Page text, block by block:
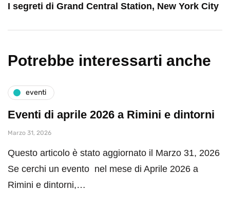
I segreti di Grand Central Station, New York City
Potrebbe interessarti anche
eventi
Eventi di aprile 2026 a Rimini e dintorni
Marzo 31, 2026
Questo articolo è stato aggiornato il Marzo 31, 2026
Se cerchi un evento nel mese di Aprile 2026 a
Rimini e dintorni,…